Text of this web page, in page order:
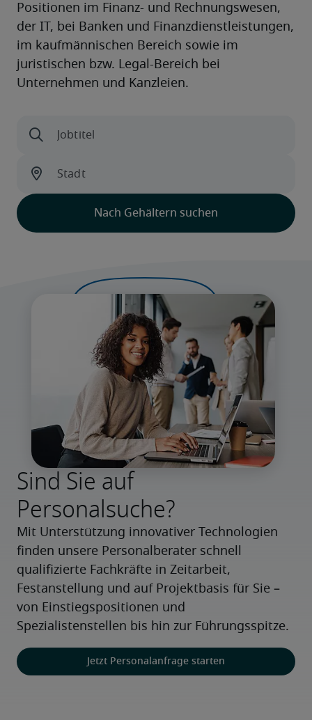
Sind Sie auf
Personalsuche?
Mit Unterstützung innovativer Technologien
finden unsere Personalberater schnell
qualifizierte Fachkräfte in Zeitarbeit,
Festanstellung und auf Projektbasis für Sie –
von Einstiegspositionen und
Spezialistenstellen bis hin zur Führungsspitze.
Jetzt Personalanfrage starten